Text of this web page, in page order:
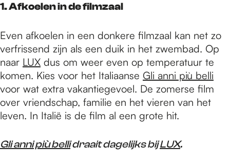
a
g
e
1. Afkoelen in de filmzaal
Even afkoelen in een donkere filmzaal kan net zo
verfrissend zijn als een duik in het zwembad. Op
naar LUX dus om weer even op temperatuur te
komen. Kies voor het Italiaanse Gli anni più belli
voor wat extra vakantiegevoel. De zomerse film
over vriendschap, familie en het vieren van het
leven. In Italië is de film al een grote hit.
Gli anni più bellidraait dagelijks bijLUX.